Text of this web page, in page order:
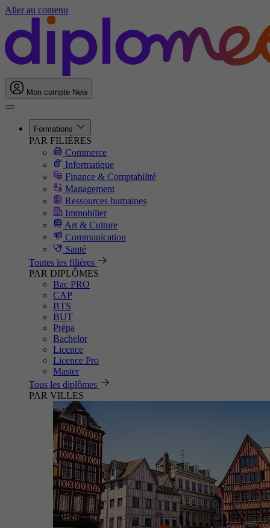
Aller au contenu
Mon compte New
Formations
PAR FILIÈRES
Commerce
Informatique
Finance & Comptabilité
Management
Ressources humaines
Immobilier
Art & Culture
Communication
Santé
Toutes les filières
PAR DIPLÔMES
Bac PRO
CAP
BTS
BUT
Prépa
Bachelor
Licence
Licence Pro
Master
Tous les diplômes
PAR VILLES